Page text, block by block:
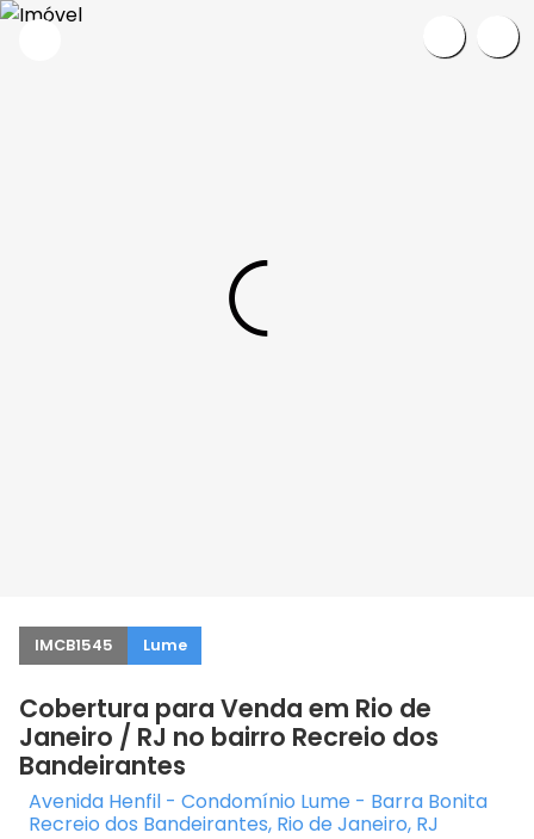
IMCB1545 Lume
Cobertura para Venda em Rio de
Janeiro / RJ no bairro Recreio dos
Bandeirantes
Avenida Henfil - Condomínio Lume - Barra Bonita
Recreio dos Bandeirantes, Rio de Janeiro, RJ